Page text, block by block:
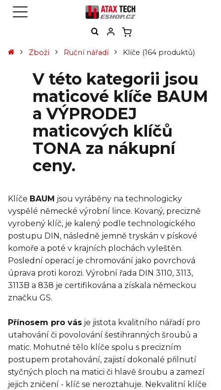
Zboží Ruční nářadí Klíče (164 produktů)
V této kategorii jsou
maticové klíče BAUM
a VÝPRODEJ
maticových klíčů
TONA za nákupní
ceny.
Klíče BAUM jsou vyráběny na technologicky
vyspělé německé výrobní lince. Kovaný, precizně
vyrobený klíč, je kalený podle technologického
postupu DIN, následně jemně tryskán v pískové
komoře a poté v krajních plochách vyleštěn.
Poslední operací je chromování jako povrchová
úprava proti korozi. Výrobní řada DIN 3110, 3113,
3113B a 838 je certifikována a získala německou
značku GS.
Přínosem pro vás je jistota kvalitního nářadí pro
utahování či povolování šestihranných šroubů a
matic. Mohutné tělo klíče spolu s precizním
postupem protahování, zajistí dokonalé přilnutí
styčných ploch na matici či hlavě šroubu a zamezí
jejich zničení - klíč se neroztahuje. Nekvalitní klíče